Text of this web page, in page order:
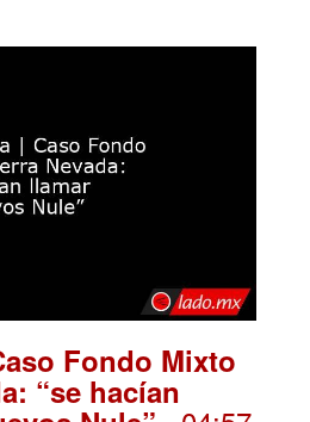
Fondo Mixto
“se hacían